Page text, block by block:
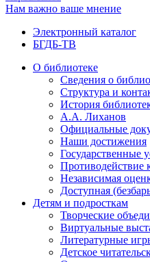
Нам важно ваше мнение
Электронный каталог
БГДБ-ТВ
О библиотеке
Сведения о
Структура и
История
А.А. Лиханов
Официальные
Наши достижения
Государственные
Противодействие
Независимая
Доступная
Детям и подросткам
Творческие
Виртуальные
Литературные
Детское